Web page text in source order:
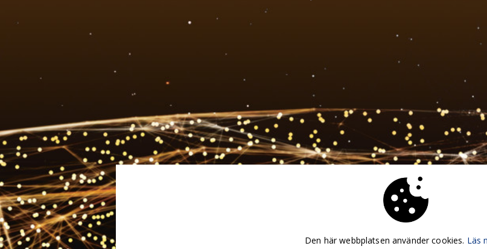
Den här webbplatsen använder cookies. Läs